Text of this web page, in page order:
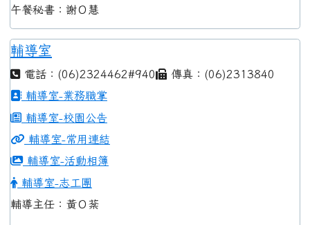
午餐秘書：謝Ｏ慧
輔導室
電話：(06)2324462#940
傳真：(06)2313840
輔導室-業務職掌
輔導室-校園公告
輔導室-常用連結
輔導室-活動相簿
輔導室-志工團
輔導主任：黃Ｏ棻